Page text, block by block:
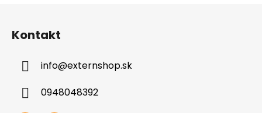
Kontakt
info@externshop.sk
0948048392